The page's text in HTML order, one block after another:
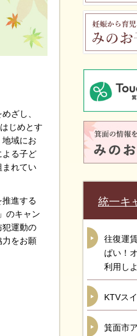
ざし、
じめとす
域にお
よる子ど
まれてい
進する
のキャン
犯運動の
力をお願
統一キ
往復運
ぱい！
利用し
KTVス
箕面市